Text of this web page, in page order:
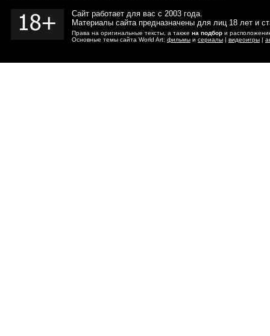
Сайт работает для вас с 2003 года.
Материалы сайта предназначены для лиц 18 лет и
Права на оригинальные тексты, а также на подбор и
Основные темы сайта World Art: фильмы и сериалы | видеоигры |